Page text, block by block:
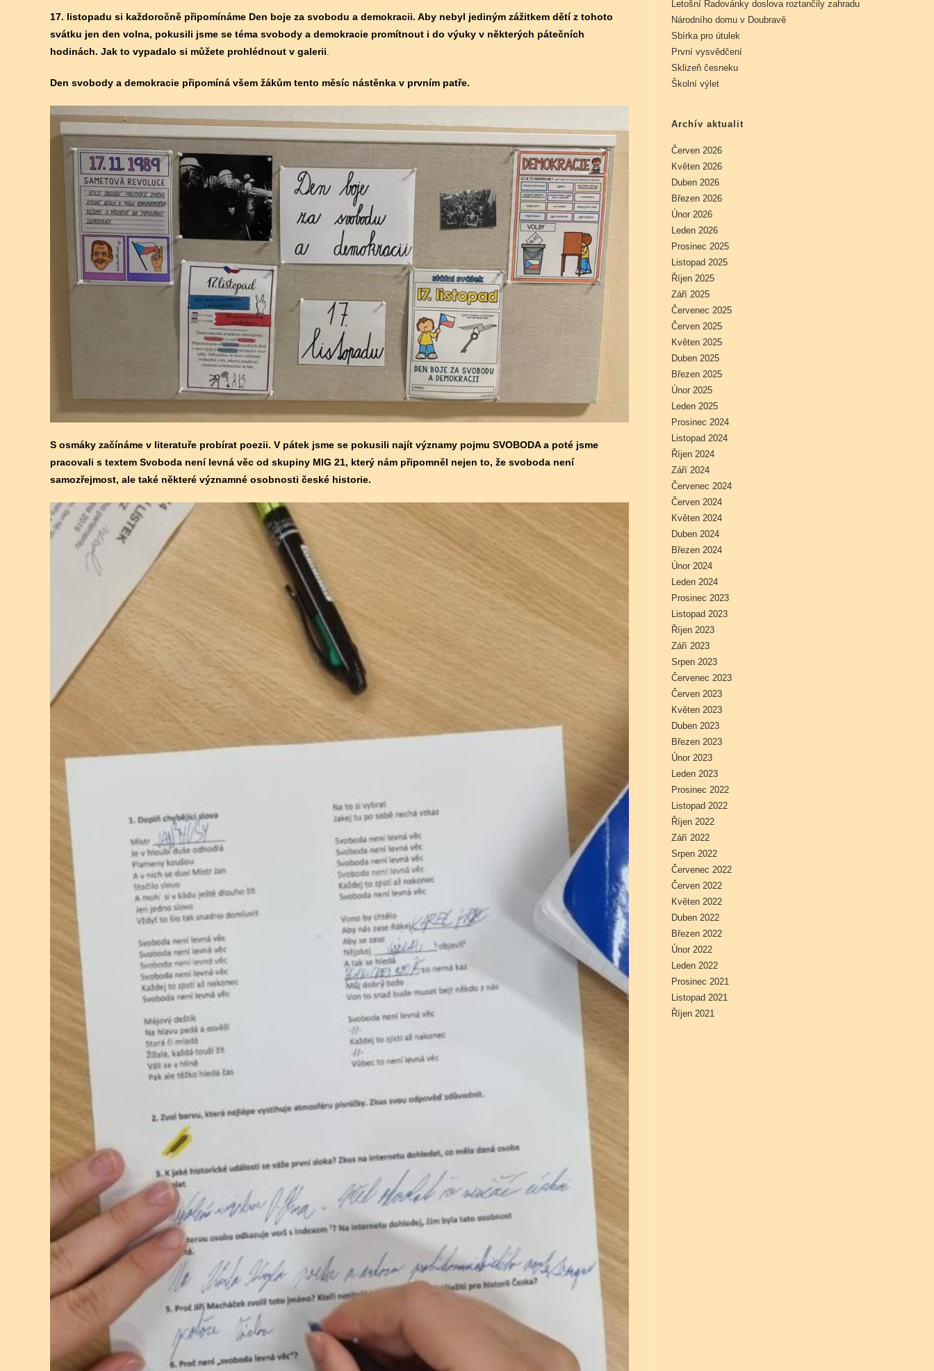
17. listopadu si každoročně připomínáme Den boje za svobodu a demokracii. Aby nebyl jediným zážitkem dětí z tohoto
svátku jen den volna, pokusili jsme se téma svobody a demokracie promítnout i do výuky v některých pátečních
hodinách. Jak to vypadalo si můžete prohlédnout v galerii
Den svobody a demokracie připomíná všem žákům tento měsíc nástěnka v prvním patře.
S osmáky začínáme v literatuře probírat poezii. V pátek jsme se pokusili najít významy pojmu SVOBODA a poté jsme
pracovali s textem Svoboda není levná věc od skupiny MIG 21, který nám připomněl nejen to, že svoboda není
samozřejmost, ale také některé významné osobnosti české historie.
Letošní Radovánky doslova roztančily zahradu
Národního domu v Doubravě
Sbírka pro útulek
První vysvědčení
Sklizeň česneku
Školní výlet
Archív aktualit
Červen 2026
Květen 2026
Duben 2026
Březen 2026
Únor 2026
Leden 2026
Prosinec 2025
Listopad 2025
Říjen 2025
Září 2025
Červenec 2025
Červen 2025
Květen 2025
Duben 2025
Březen 2025
Únor 2025
Leden 2025
Prosinec 2024
Listopad 2024
Říjen 2024
Září 2024
Červenec 2024
Červen 2024
Květen 2024
Duben 2024
Březen 2024
Únor 2024
Leden 2024
Prosinec 2023
Listopad 2023
Říjen 2023
Září 2023
Srpen 2023
Červenec 2023
Červen 2023
Květen 2023
Duben 2023
Březen 2023
Únor 2023
Leden 2023
Prosinec 2022
Listopad 2022
Říjen 2022
Září 2022
Srpen 2022
Červenec 2022
Červen 2022
Květen 2022
Duben 2022
Březen 2022
Únor 2022
Leden 2022
Prosinec 2021
Listopad 2021
Říjen 2021